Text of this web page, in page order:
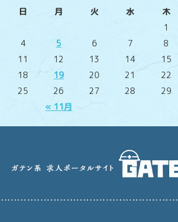
日
月 火 水 木
« 11月
1
4
5 6 7 8
11
12 13 14 15
18
19 20 21 22
25
26 27 28 29